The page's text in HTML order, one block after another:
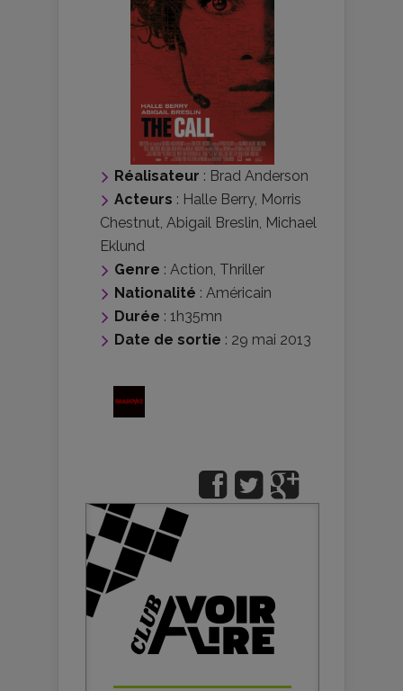
Réalisateur : Brad Anderson
Acteurs : Halle Berry, Morris
Chestnut, Abigail Breslin, Michael
Eklund
Genre : Action, Thriller
Nationalité : Américain
Durée : 1h35mn
Date de sortie : 29 mai 2013